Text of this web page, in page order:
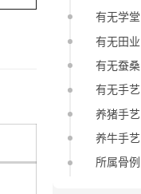
有无学堂
有无田业
有无蚕桑
有无手艺
养猪手艺
养牛手艺
所属骨例